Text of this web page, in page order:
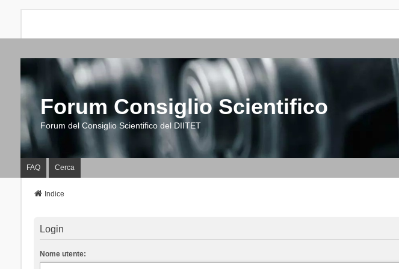
Forum Consiglio Scientifico
Forum del Consiglio Scientifico del DIITET
FAQ Cerca
Indice
Login
Nome utente: